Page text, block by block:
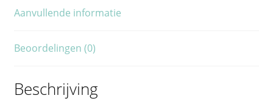
Aanvullende informatie
Beoordelingen (0)
Beschrijving